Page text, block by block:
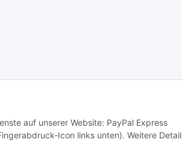
auf unserer Website: PayPal Express
Icon links unten). Weitere